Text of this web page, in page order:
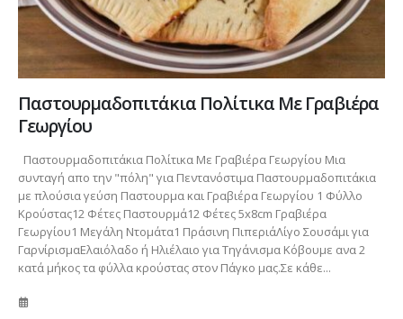
Παστουρμαδοπιτάκια Πολίτικα Με Γραβιέρα
Γεωργίου
Παστουρμαδοπιτάκια Πολίτικα Με Γραβιέρα Γεωργίου Μια
συνταγή απο την "πόλη" για Πεντανόστιμα Παστουρμαδοπιτάκια
με πλούσια γεύση Παστουρμα και Γραβιέρα Γεωργίου 1 Φύλλο
Κρούστας12 Φέτες Παστουρμά12 Φέτες 5x8cm Γραβιέρα
Γεωργίου1 Μεγάλη Ντομάτα1 Πράσινη ΠιπεριάΛίγο Σουσάμι για
ΓαρνίρισμαΕλαιόλαδο ή Ηλιέλαιο για Τηγάνισμα Κόβουμε ανα 2
κατά μήκος τα φύλλα κρούστας στον Πάγκο μας.Σε κάθε...